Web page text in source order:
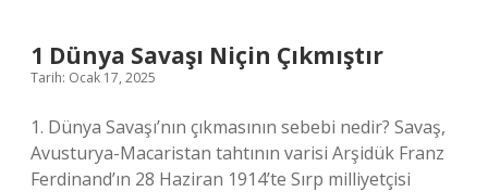
1 Dünya Savaşı Niçin Çıkmıştır
Tarih: Ocak 17, 2025
1. Dünya Savaşı’nın çıkmasının sebebi nedir? Savaş,
Avusturya-Macaristan tahtının varisi Arşidük Franz
Ferdinand’ın 28 Haziran 1914’te Sırp milliyetçisi